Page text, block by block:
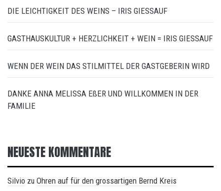
DIE LEICHTIGKEIT DES WEINS – IRIS GIESSAUF
GASTHAUSKULTUR + HERZLICHKEIT + WEIN = IRIS GIESSAUF
WENN DER WEIN DAS STILMITTEL DER GASTGEBERIN WIRD
DANKE ANNA MELISSA EßER UND WILLKOMMEN IN DER
FAMILIE
NEUESTE KOMMENTARE
Silvio zu Ohren auf für den grossartigen Bernd Kreis